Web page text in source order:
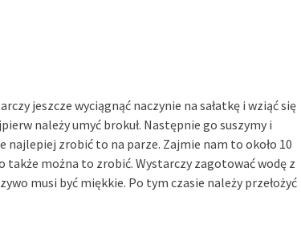
jeszcze wyciągnąć naczynie na sałatkę i wziąć się
należy umyć brokuł. Następnie go suszymy i
zrobić to na parze. Zajmie nam to około 10
można to zrobić. Wystarczy zagotować wodę z
musi być miękkie. Po tym czasie należy przełożyć